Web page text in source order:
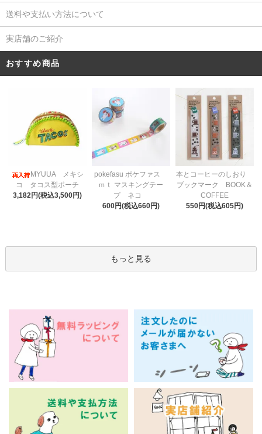
送料や支払い方法について
実店舗のご紹介
おすすめ商品
MYUUA メキシ
コ タコス型ポーチ
3,182円(税込3,500円)
pokefasu ポケファス
ｍｔ マスキングテー
プ ネコ
600円(税込660円)
本とコーヒーのしおり
ブックマーク BOOK＆
COFFEE
550円(税込605円)
もっと見る